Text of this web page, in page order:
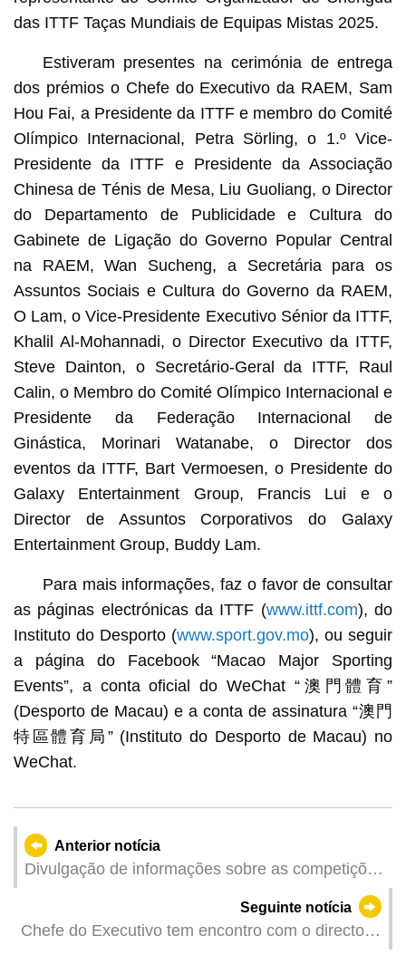
das ITTF Taças Mundiais de Equipas Mistas 2025.
Estiveram presentes na cerimónia de entrega
dos prémios o Chefe do Executivo da RAEM, Sam
Hou Fai, a Presidente da ITTF e membro do Comité
Olímpico Internacional, Petra Sörling, o 1.º Vice-
Presidente da ITTF e Presidente da Associação
Chinesa de Ténis de Mesa, Liu Guoliang, o Director
do Departamento de Publicidade e Cultura do
Gabinete de Ligação do Governo Popular Central
na RAEM, Wan Sucheng, a Secretária para os
Assuntos Sociais e Cultura do Governo da RAEM,
O Lam, o Vice-Presidente Executivo Sénior da ITTF,
Khalil Al-Mohannadi, o Director Executivo da ITTF,
Steve Dainton, o Secretário-Geral da ITTF, Raul
Calin, o Membro do Comité Olímpico Internacional e
Presidente da Federação Internacional de
Ginástica, Morinari Watanabe, o Director dos
eventos da ITTF, Bart Vermoesen, o Presidente do
Galaxy Entertainment Group, Francis Lui e o
Director de Assuntos Corporativos do Galaxy
Entertainment Group, Buddy Lam.
Para mais informações, faz o favor de consultar
as páginas electrónicas da ITTF (www.ittf.com), do
Instituto do Desporto (www.sport.gov.mo), ou seguir
a página do Facebook “Macao Major Sporting
Events”, a conta oficial do WeChat “澳門體育”
(Desporto de Macau) e a conta de assinatura “澳門
特區體育局” (Instituto do Desporto de Macau) no
WeChat.
Anterior notícia
Divulgação de informações sobre as competições
15.ª edição dos Jogos NacionaisSeguinte notícia
Chefe do Executivo tem encontro com o director